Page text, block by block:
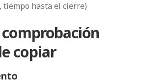
tiempo hasta el cierre)
copiar